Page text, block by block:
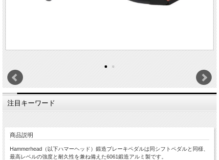
注目キーワード
商品説明
Hammerhead（以下ハマーヘッド）鍛造ブレーキペダルは同シフトペダルと同様、
最高レベルの強度と耐久性を兼ね備えた6061鍛造アルミ製です。